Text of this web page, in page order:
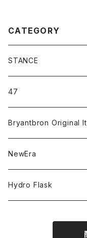
CATEGORY
STANCE
ICON＆OG
MLB
NBA
COLLABORATION
47
CLEAN UP
MVP
CAPTAIN
Bryantbron Original
T-Shirt
Shorts
NewEra
59FIFTY
Hydro Flask